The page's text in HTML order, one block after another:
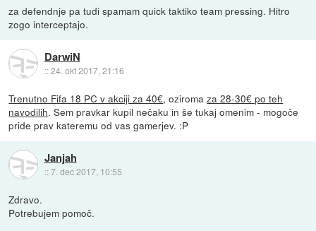
za defendnje pa tudi spamam quick taktiko team pressing. Hitro
zogo interceptajo.
DarwiN
::24. okt 2017, 21:16
Trenutno Fifa 18 PC v akciji za 40€, oziromaza 28-30€ po teh
navodilih. Sem pravkar kupil nečaku in še tukaj omenim - mogoče
pride prav kateremu od vas gamerjev. :P
Janjah
::7. dec 2017, 10:55
Zdravo.
Potrebujem pomoč.